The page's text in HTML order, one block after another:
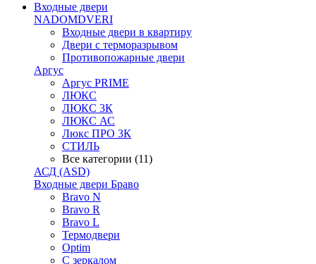
Входные двери
NADOMDVERI
Входные двери в квартиру
Двери с терморазрывом
Противопожарные двери
Аргус
Аргус PRIME
ЛЮКС
ЛЮКС 3К
ЛЮКС АС
Люкс ПРО 3К
СТИЛЬ
Все категории (11)
АСД (ASD)
Входные двери Браво
Bravo N
Bravo R
Bravo L
Термодвери
Optim
С зеркалом